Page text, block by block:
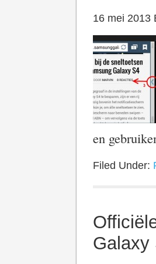
16 mei 2013
en
Filed Under:
Galaxy